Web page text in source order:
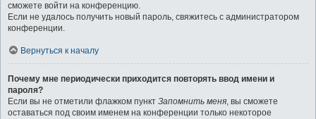
сможете войти на конференцию.
Если не удалось получить новый пароль, свяжитесь с администратором
конференции.
Вернуться к началу
Почему мне периодически приходится повторять ввод имени и
пароля?
Если вы не отметили флажком пункт Запомнить меня, вы сможете
оставаться под своим именем на конференции только некоторое